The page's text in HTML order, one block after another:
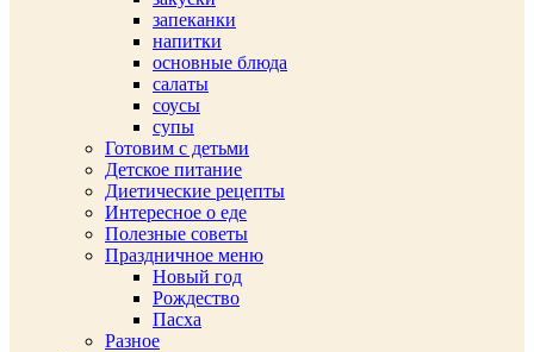
запеканки
напитки
основные блюда
салаты
соусы
супы
Готовим с детьми
Детское питание
Диетические рецепты
Интересное о еде
Полезные советы
Праздничное меню
Новый год
Рождество
Пасха
Разное